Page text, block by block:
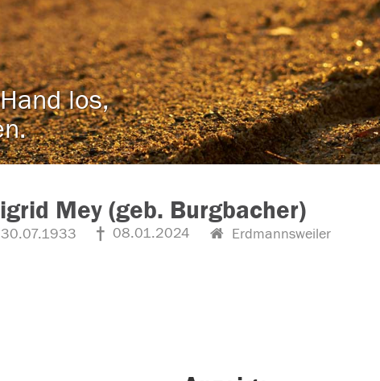
los,
Mey (geb. Burgbacher)
30.07.1933 08.01.2024 Erdmannsweiler